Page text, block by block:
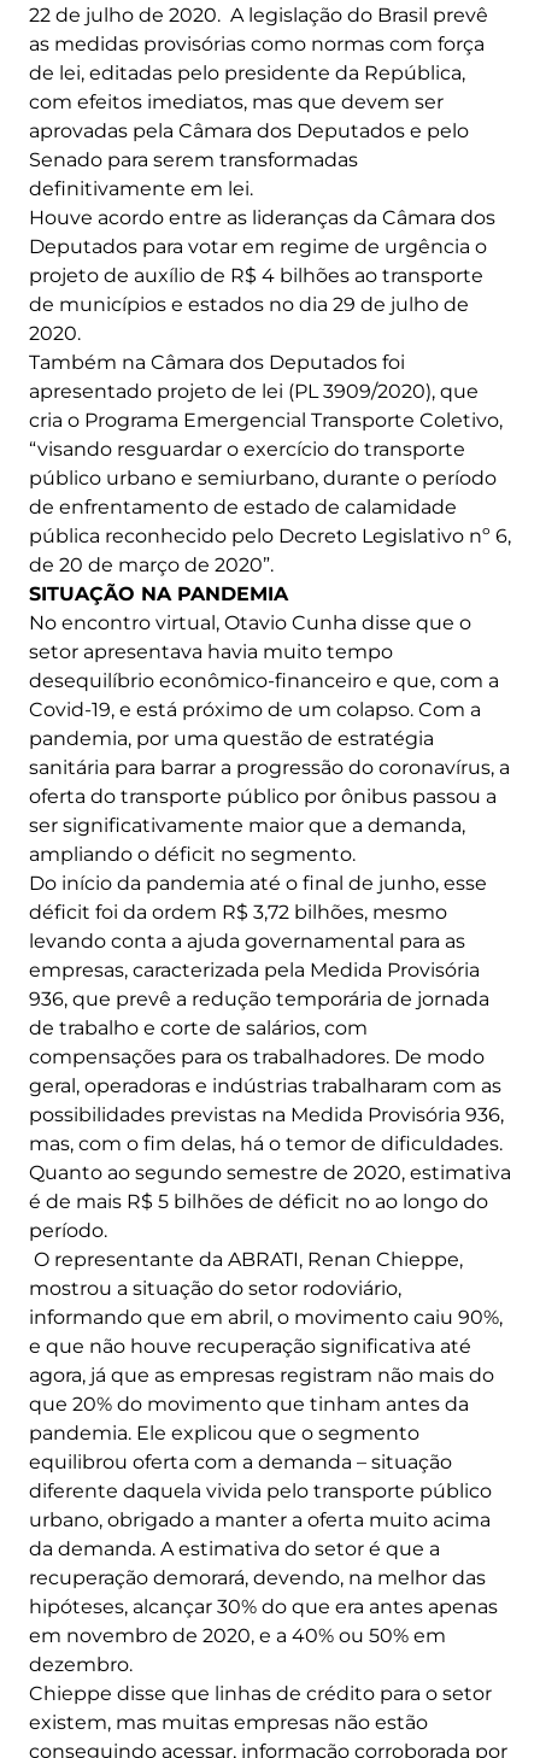
22 de julho de 2020. A legislação do Brasil prevê
as medidas provisórias como normas com força
de lei, editadas pelo presidente da República,
com efeitos imediatos, mas que devem ser
aprovadas pela Câmara dos Deputados e pelo
Senado para serem transformadas
definitivamente em lei.
Houve acordo entre as lideranças da Câmara dos
Deputados para votar em regime de urgência o
projeto de auxílio de R$ 4 bilhões ao transporte
de municípios e estados no dia 29 de julho de
2020.
Também na Câmara dos Deputados foi
apresentado projeto de lei (PL 3909/2020), que
cria o Programa Emergencial Transporte Coletivo,
“visando resguardar o exercício do transporte
público urbano e semiurbano, durante o período
de enfrentamento de estado de calamidade
pública reconhecido pelo Decreto Legislativo nº 6,
de 20 de março de 2020”.
SITUAÇÃO NA PANDEMIA
No encontro virtual, Otavio Cunha disse que o
setor apresentava havia muito tempo
desequilíbrio econômico-financeiro e que, com a
Covid-19, e está próximo de um colapso. Com a
pandemia, por uma questão de estratégia
sanitária para barrar a progressão do coronavírus, a
oferta do transporte público por ônibus passou a
ser significativamente maior que a demanda,
ampliando o déficit no segmento.
Do início da pandemia até o final de junho, esse
déficit foi da ordem R$ 3,72 bilhões, mesmo
levando conta a ajuda governamental para as
empresas, caracterizada pela Medida Provisória
936, que prevê a redução temporária de jornada
de trabalho e corte de salários, com
compensações para os trabalhadores. De modo
geral, operadoras e indústrias trabalharam com as
possibilidades previstas na Medida Provisória 936,
mas, com o fim delas, há o temor de dificuldades.
Quanto ao segundo semestre de 2020, estimativa
é de mais R$ 5 bilhões de déficit no ao longo do
período.
O representante da ABRATI, Renan Chieppe,
mostrou a situação do setor rodoviário,
informando que em abril, o movimento caiu 90%,
e que não houve recuperação significativa até
agora, já que as empresas registram não mais do
que 20% do movimento que tinham antes da
pandemia. Ele explicou que o segmento
equilibrou oferta com a demanda – situação
diferente daquela vivida pelo transporte público
urbano, obrigado a manter a oferta muito acima
da demanda. A estimativa do setor é que a
recuperação demorará, devendo, na melhor das
hipóteses, alcançar 30% do que era antes apenas
em novembro de 2020, e a 40% ou 50% em
dezembro.
Chieppe disse que linhas de crédito para o setor
existem, mas muitas empresas não estão
conseguindo acessar, informação corroborada por